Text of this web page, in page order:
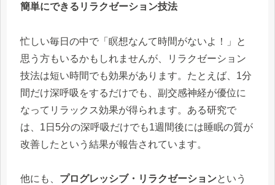
簡単にできるリラクゼーション技法
忙しい毎日の中で「瞑想なんて時間がないよ！」と
思う方もいるかもしれませんが、リラクゼーション
技法は短い時間でも効果があります。たとえば、1分
間だけ深呼吸をするだけでも、副交感神経が優位に
なってリラックス効果が得られます。ある研究で
は、1日5分の深呼吸だけでも1週間後には睡眠の質が
改善したという結果が報告されています。
他にも、 プログレッシブ・リラクゼーションという